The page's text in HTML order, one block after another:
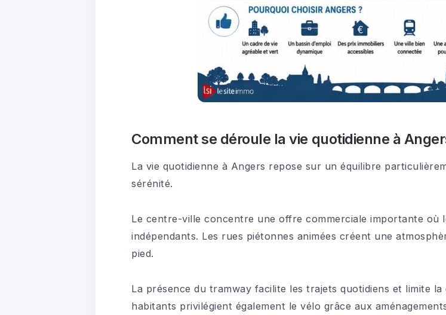
Comment se déroule la vie quotidienne à
La vie quotidienne à Angers repose sur un équilibre
sérénité.
Le centre-ville concentre une offre commerciale importante où
indépendants. Les rues piétonnes animées créent une
pied.
La présence du tramway facilite les trajets quotidiens et limite
habitants privilégient également le vélo grâce aux